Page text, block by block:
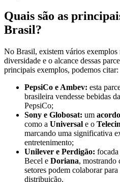
Quais são as
Brasil?
No Brasil, existem vários exemplos
diversidade e o alcance dessas
principais exemplos, podemos citar:
PepsiCo e Ambev: esta
brasileira vendesse bebidas
PepsiCo​​;
Sony e Globosat: um
como a Universal e o
marcando uma significativa
entretenimento;
Unilever e Perdigão:
Becel e Doriana, mostrando
setores podem colaborar
distribuição​​.